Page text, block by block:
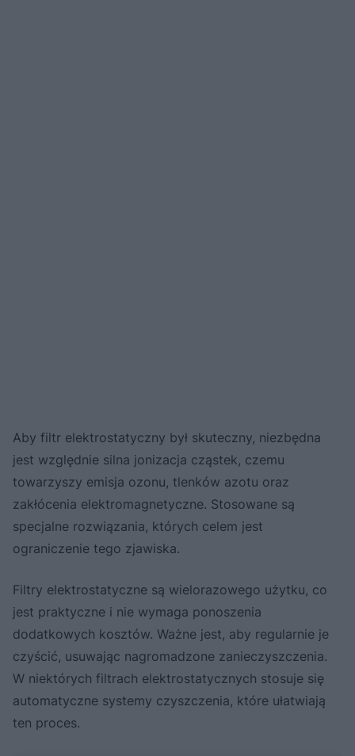
Aby filtr elektrostatyczny był skuteczny, niezbędna
jest względnie silna jonizacja cząstek, czemu
towarzyszy emisja ozonu, tlenków azotu oraz
zakłócenia elektromagnetyczne. Stosowane są
specjalne rozwiązania, których celem jest
ograniczenie tego zjawiska.
Filtry elektrostatyczne są wielorazowego użytku, co
jest praktyczne i nie wymaga ponoszenia
dodatkowych kosztów. Ważne jest, aby regularnie je
czyścić, usuwając nagromadzone zanieczyszczenia.
W niektórych filtrach elektrostatycznych stosuje się
automatyczne systemy czyszczenia, które ułatwiają
ten proces.